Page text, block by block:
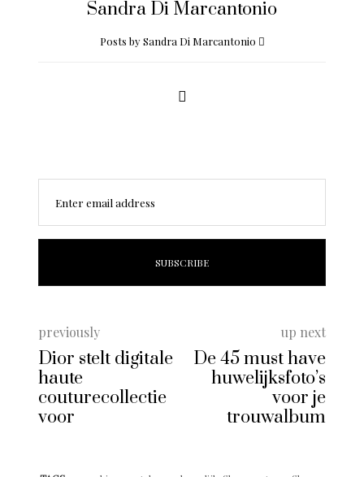
Sandra Di Marcantonio
Posts by Sandra Di Marcantonio
Enter email address
previously
Dior stelt digitale
haute
couturecollectie
voor
up next
De 45 must have
huwelijksfoto’s
voor je
trouwalbum